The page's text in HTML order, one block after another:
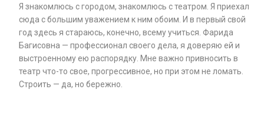
Я знакомлюсь с городом, знакомлюсь с театром. Я приехал
сюда с большим уважением к ним обоим. И в первый свой
год здесь я стараюсь, конечно, всему учиться. Фарида
Багисовна — профессионал своего дела, я доверяю ей и
выстроенному ею распорядку. Мне важно привносить в
театр что-то свое, прогрессивное, но при этом не ломать.
Строить — да, но бережно.